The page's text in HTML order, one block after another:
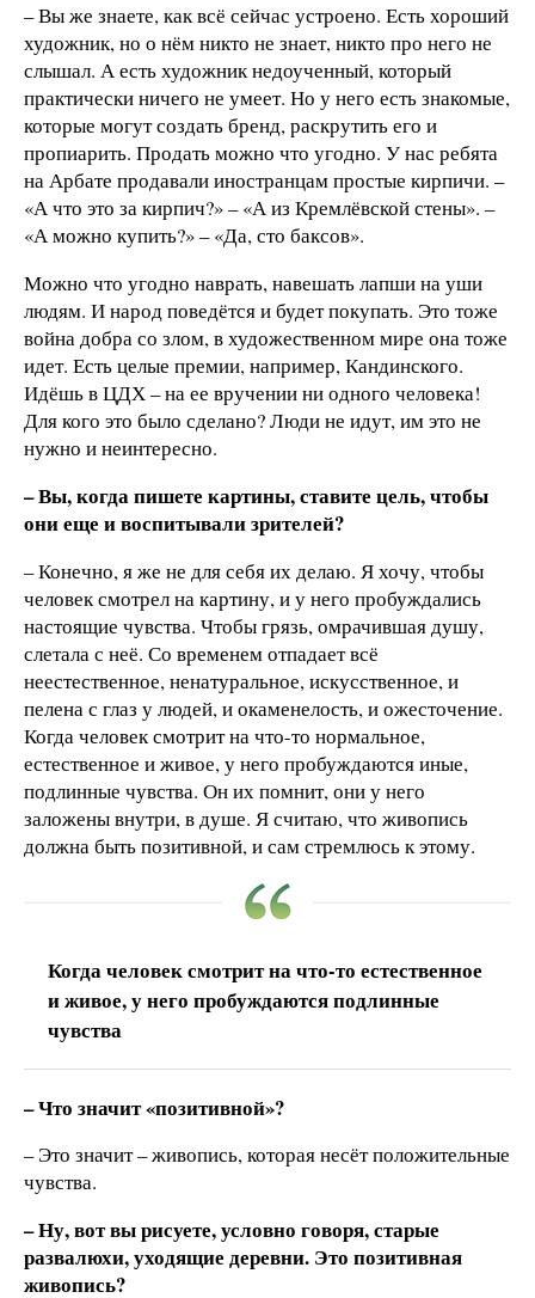
– Вы же знаете, как всё сейчас устроено. Есть хороший
художник, но о нём никто не знает, никто про него не
слышал. А есть художник недоученный, который
практически ничего не умеет. Но у него есть знакомые,
которые могут создать бренд, раскрутить его и
пропиарить. Продать можно что угодно. У нас ребята
на Арбате продавали иностранцам простые кирпичи. –
«А что это за кирпич?» – «А из Кремлёвской стены». –
«А можно купить?» – «Да, сто баксов».
Можно что угодно наврать, навешать лапши на уши
людям. И народ поведётся и будет покупать. Это тоже
война добра со злом, в художественном мире она тоже
идет. Есть целые премии, например, Кандинского.
Идёшь в ЦДХ – на ее вручении ни одного человека!
Для кого это было сделано? Люди не идут, им это не
нужно и неинтересно.
– Вы, когда пишете картины, ставите цель, чтобы
они еще и воспитывали зрителей?
– Конечно, я же не для себя их делаю. Я хочу, чтобы
человек смотрел на картину, и у него пробуждались
настоящие чувства. Чтобы грязь, омрачившая душу,
слетала с неё. Со временем отпадает всё
неестественное, ненатуральное, искусственное, и
пелена с глаз у людей, и окаменелость, и ожесточение.
Когда человек смотрит на что-то нормальное,
естественное и живое, у него пробуждаются иные,
подлинные чувства. Он их помнит, они у него
заложены внутри, в душе. Я считаю, что живопись
должна быть позитивной, и сам стремлюсь к этому.
Когда человек смотрит на что-то естественное
и живое, у него пробуждаются подлинные
чувства
– Что значит «позитивной»?
– Это значит – живопись, которая несёт положительные
чувства.
– Ну, вот вы рисуете, условно говоря, старые
развалюхи, уходящие деревни. Это позитивная
живопись?